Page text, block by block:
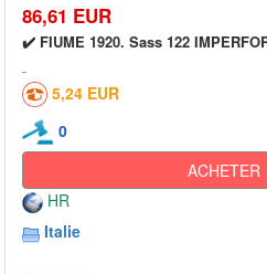
86,61 EUR
✔️ FIUME 1920. Sass 122
5,24 EUR
0
ACHETER
HR
Italie